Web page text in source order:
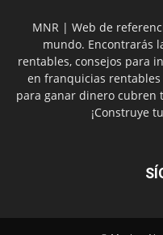
MNR | Web de
mundo. Encontrarás
rentables, consejos para
en franquicias
para ganar dinero cubren
¡Construye